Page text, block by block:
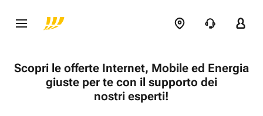
Scopri le offerte Internet, Mobile ed Energia
giuste per te con il supporto dei
nostri esperti!